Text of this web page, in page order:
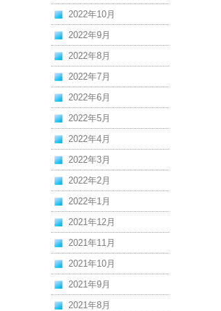
2022年10月
2022年9月
2022年8月
2022年7月
2022年6月
2022年5月
2022年4月
2022年3月
2022年2月
2022年1月
2021年12月
2021年11月
2021年10月
2021年9月
2021年8月